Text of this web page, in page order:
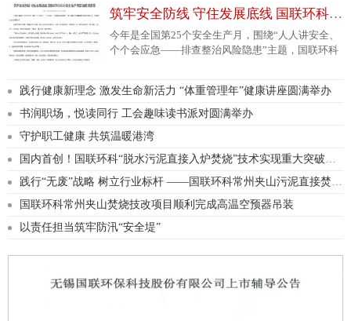
筑牢安全防线 守住发展底线 国联环科2026安全生产月活动圆满落幕
今年是全国第25个安全生产月，围绕“人人讲安全、
个个会应急——排查整治风险隐患”主题，国联环科
践行健康新理念 激发生命新活力 “体重管理年”健康讲座圆满举办
书润职场，悦读同行 工会趣味读书派对圆满举办
守护职工健康 共筑温暖港湾
国联环科常州夹山焚烧技改项目顺利完成高温空预器吊装
以责任担当筑牢防汛“安全堤”